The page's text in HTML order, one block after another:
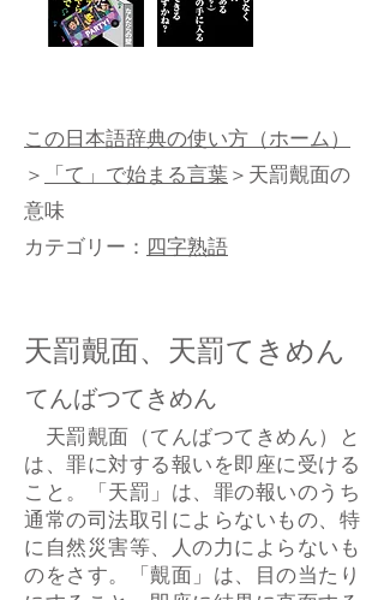
この日本語辞典の使い方（ホーム）
＞「て」で始まる言葉＞天罰覿面の
意味
カテゴリー： 四字熟語
天罰覿面、天罰てきめん
てんばつてきめん
天罰覿面（てんばつてきめん）と
は、罪に対する報いを即座に受ける
こと。「天罰」は、罪の報いのうち
通常の司法取引によらないもの、特
に自然災害等、人の力によらないも
のをさす。「覿面」は、目の当たり